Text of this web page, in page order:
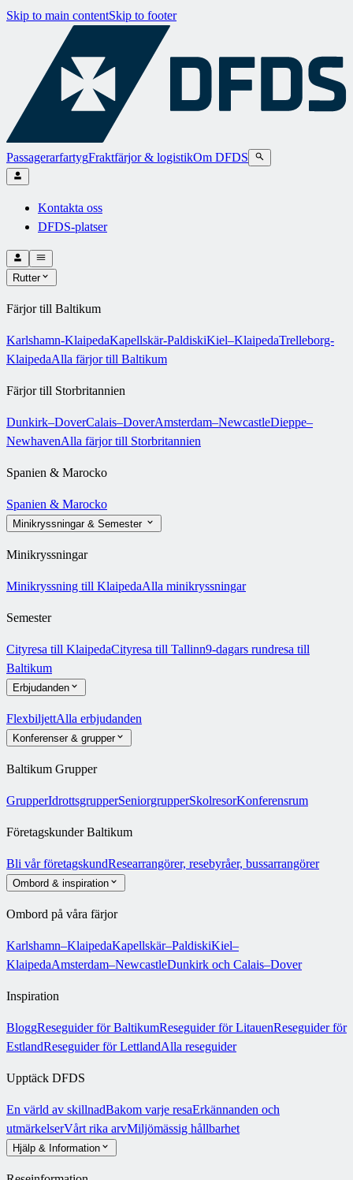
Skip to main contentSkip to footer
PassagerarfartygFraktfärjor & logistikOm DFDS
Kontakta oss
DFDS-platser
Rutter
Färjor till Baltikum
Karlshamn-KlaipedaKapellskär-PaldiskiKiel–KlaipedaTrelleborg-
KlaipedaAlla färjor till Baltikum
Färjor till Storbritannien
Dunkirk–DoverCalais–DoverAmsterdam–NewcastleDieppe–
NewhavenAlla färjor till Storbritannien
Spanien & Marocko
Spanien & Marocko
Minikryssningar & Semester
Minikryssningar
Minikryssning till KlaipedaAlla minikryssningar
Semester
Cityresa till KlaipedaCityresa till Tallinn9-dagars rundresa till
Baltikum
Erbjudanden
FlexbiljettAlla erbjudanden
Konferenser & grupper
Baltikum Grupper
GrupperIdrottsgrupperSeniorgrupperSkolresorKonferensrum
Företagskunder Baltikum
Bli vår företagskundResearrangörer, resebyråer, bussarrangörer
Ombord & inspiration
Ombord på våra färjor
Karlshamn–KlaipedaKapellskär–PaldiskiKiel–
KlaipedaAmsterdam–NewcastleDunkirk och Calais–Dover
Inspiration
BloggReseguider för BaltikumReseguider för LitauenReseguider för
EstlandReseguider för LettlandAlla reseguider
Upptäck DFDS
En värld av skillnadBakom varje resaErkännanden och
utmärkelserVårt rika arvMiljömässig hållbarhet
Hjälp & Information